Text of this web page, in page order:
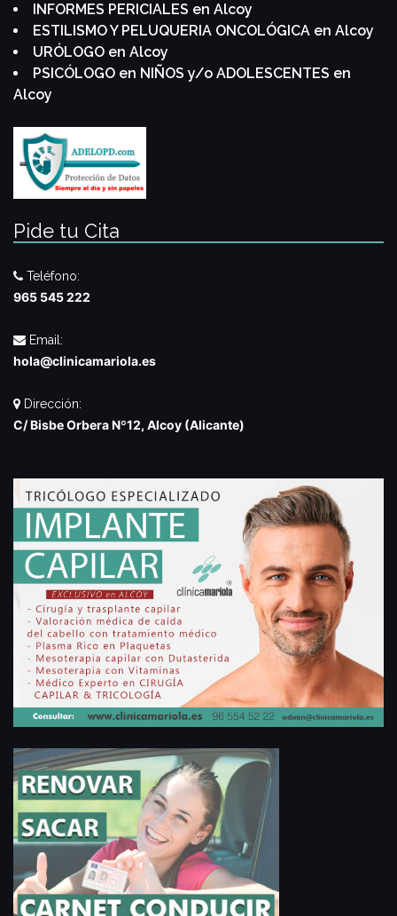
INFORMES PERICIALES en Alcoy
ESTILISMO Y PELUQUERIA ONCOLÓGICA en Alcoy
URÓLOGO en Alcoy
PSICÓLOGO en NIÑOS y/o ADOLESCENTES en
Alcoy
Pide tu Cita
Teléfono:
965 545 222
Email:
hola@clinicamariola.es
Dirección:
C/ Bisbe Orbera Nº12, Alcoy (Alicante)